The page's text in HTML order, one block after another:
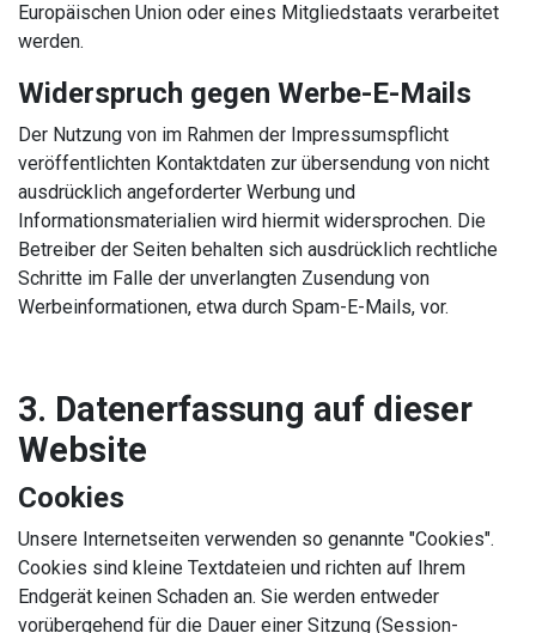
Europäischen Union oder eines Mitgliedstaats verarbeitet
werden.
Widerspruch gegen Werbe-E-Mails
Der Nutzung von im Rahmen der Impressumspflicht
veröffentlichten Kontaktdaten zur übersendung von nicht
ausdrücklich angeforderter Werbung und
Informationsmaterialien wird hiermit widersprochen. Die
Betreiber der Seiten behalten sich ausdrücklich rechtliche
Schritte im Falle der unverlangten Zusendung von
Werbeinformationen, etwa durch Spam-E-Mails, vor.
3. Datenerfassung auf dieser
Website
Cookies
Unsere Internetseiten verwenden so genannte "Cookies".
Cookies sind kleine Textdateien und richten auf Ihrem
Endgerät keinen Schaden an. Sie werden entweder
vorübergehend für die Dauer einer Sitzung (Session-